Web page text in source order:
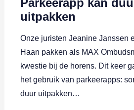
Parkeerapp kan
uitpakken
Onze juristen Jeanine Janssen
Haan pakken als MAX
kwestie bij de horens. Dit keer
het gebruik van parkeerapps:
duur uitpakken…